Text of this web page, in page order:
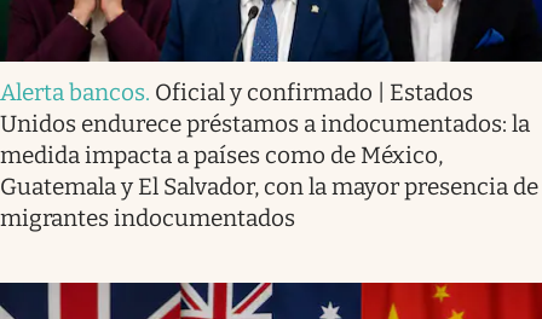
Alerta bancos. Oficial y confirmado | Estados
Unidos endurece préstamos a indocumentados: la
medida impacta a países como de México,
Guatemala y El Salvador, con la mayor presencia de
migrantes indocumentados